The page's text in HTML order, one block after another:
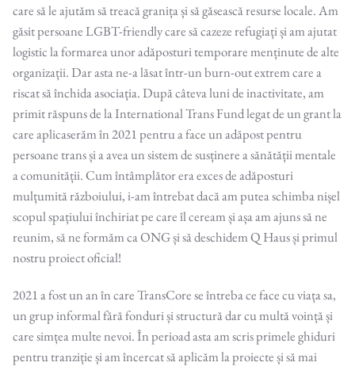
care să le ajutăm să treacă granița și să găsească resurse locale. Am
găsit persoane LGBT-friendly care să cazeze refugiați și am ajutat
logistic la formarea unor adăposturi temporare menținute de alte
organizații. Dar asta ne-a lăsat într-un burn-out extrem care a
riscat să închida asociația. După câteva luni de inactivitate, am
primit răspuns de la International Trans Fund legat de un grant la
care aplicaserăm în 2021 pentru a face un adăpost pentru
persoane trans și a avea un sistem de susținere a sănătății mentale
a comunității. Cum întâmplător era exces de adăposturi
mulțumită războiului, i-am întrebat dacă am putea schimba nișel
scopul spațiului închiriat pe care îl ceream și așa am ajuns să ne
reunim, să ne formăm ca ONG și să deschidem Q Haus și primul
nostru proiect oficial!
2021 a fost un an în care TransCore se întreba ce face cu viața sa,
un grup informal fără fonduri și structură dar cu multă voință și
care simțea multe nevoi. În perioad asta am scris primele ghiduri
pentru tranziție și am încercat să aplicăm la proiecte și să mai